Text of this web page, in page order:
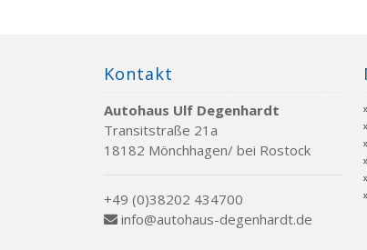
Kontakt
Autohaus Ulf Degenhardt
Transitstraße 21a
18182 Mönchhagen/ bei Rostock
+49 (0)38202 434700
info@autohaus-degenhardt.de